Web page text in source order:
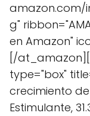
amazon.com/
g"
en Amazon"
[/
type="box"
crecimiento
Estimulante,